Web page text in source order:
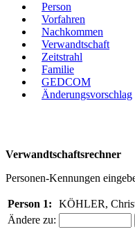
Person
Vorfahren
Nachkommen
Verwandtschaft
Zeitstrahl
Familie
GEDCOM
Änderungsvorschlag
Verwandtschaftsrechner
Personen-Kennungen
Person 1:
KÖHLER,
Ändere zu: